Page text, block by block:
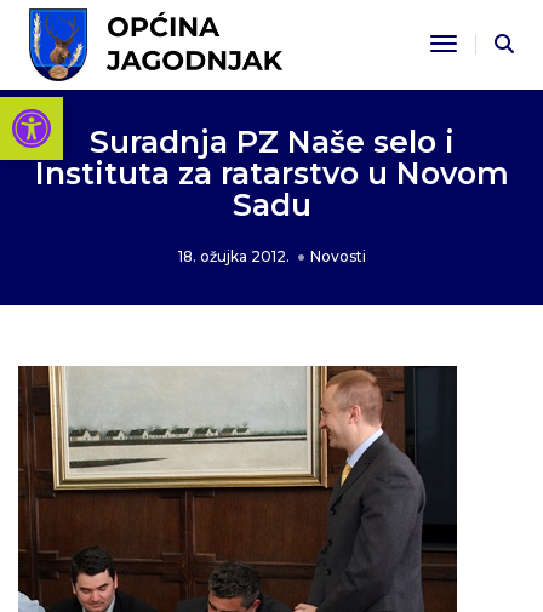
Open toolbar
Toggle
Suradnja PZ Naše selo i
Instituta za ratarstvo u Novom
Sadu
18. ožujka 2012. Novosti